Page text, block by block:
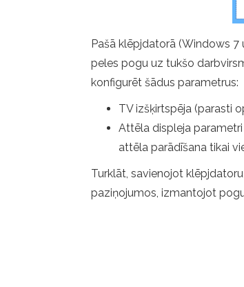
Pašā klēpjdatorā (Windows 7
peles pogu uz tukšo
konfigurēt šādus parametrus:
TV izšķirtspēja (parasti
Attēla displeja parametri
attēla parādīšana tikai
Turklāt, savienojot
paziņojumos, izmantojot